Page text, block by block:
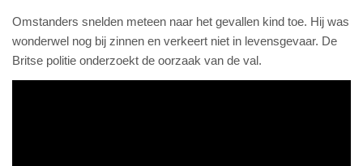
Omstanders snelden meteen naar het gevallen kind toe. Hij was
wonderwel nog bij zinnen en verkeert niet in levensgevaar. De
Britse politie onderzoekt de oorzaak van de val.